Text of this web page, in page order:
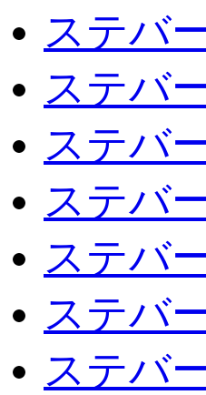
ステバ
ステバ
ステバ
ステバ
ステバ
ステバ
ステバ